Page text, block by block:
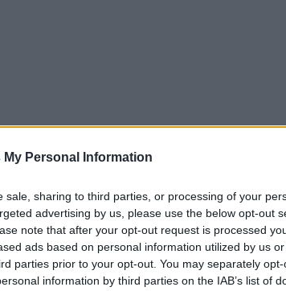
My Personal Information
sale, sharing to third parties, or processing of your
advertising by us, please use the below opt-out
note that after your opt-out request is processed
ads based on personal information utilized by us
parties prior to your opt-out. You may separately
information by third parties on the IAB’s list of